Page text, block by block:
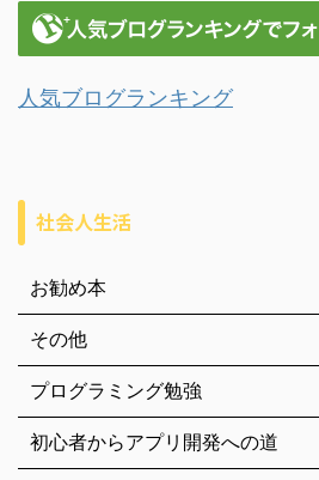
人気ブログランキング
社会人生活
お勧め本
その他
プログラミング勉強
初心者からアプリ開発への道